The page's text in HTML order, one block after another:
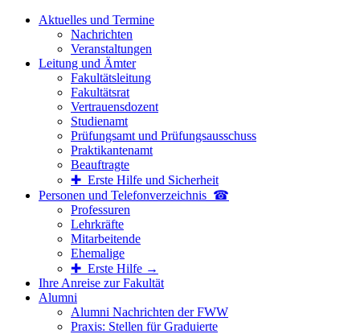
Aktuelles und Termine
Nachrichten
Veranstaltungen
Leitung und Ämter
Fakultätsleitung
Fakultätsrat
Vertrauensdozent
Studienamt
Prüfungsamt und Prüfungsausschuss
Praktikantenamt
Beauftragte
✚ Erste Hilfe und Sicherheit
Personen und Telefon­verzeichnis ☎
Professuren
Lehrkräfte
Mitarbeitende
Ehemalige
✚ Erste Hilfe →
Ihre Anreise zur Fakultät
Alumni
Alumni Nachrichten der FWW
Praxis: Stellen für Graduierte